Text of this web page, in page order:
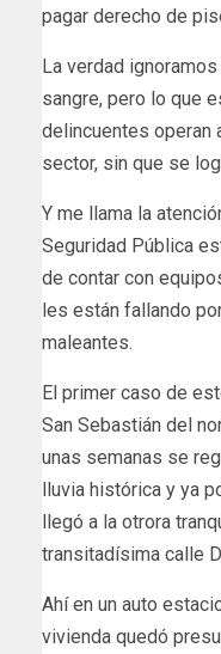
pagar derecho de
La verdad
sangre, pero lo que
delincuentes operan
sector, sin que se
Y me llama la
Seguridad Pública
de contar con
les están fallando
maleantes.
El primer caso de
San Sebastián del
unas semanas se
lluvia histórica y ya
llegó a la otrora
transitadísima calle
Ahí en un auto
vivienda quedó